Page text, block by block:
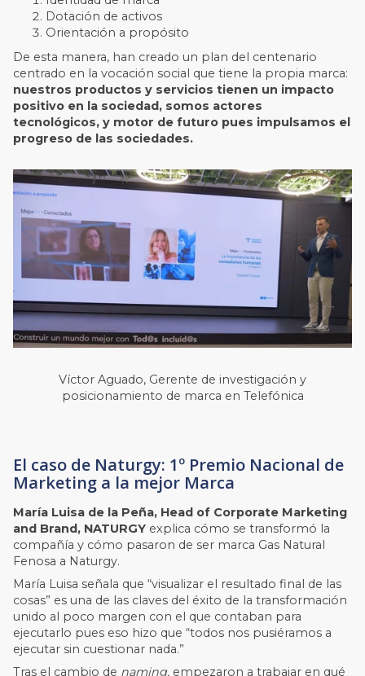
Dotación de activos
Orientación a propósito
De esta manera, han creado un plan del centenario
centrado en la vocación social que tiene la propia marca:
nuestros productos y servicios tienen un impacto
positivo en la sociedad, somos actores
tecnológicos, y motor de futuro pues impulsamos el
progreso de las sociedades.
Víctor Aguado, Gerente de investigación y
posicionamiento de marca en Telefónica
El caso de Naturgy: 1º Premio Nacional de
Marketing a la mejor Marca
María Luisa de la Peña, Head of Corporate Marketing
and Brand, NATURGY explica cómo se transformó la
compañía y cómo pasaron de ser marca Gas Natural
Fenosa a Naturgy.
María Luisa señala que “visualizar el resultado final de las
cosas” es una de las claves del éxito de la transformación
unido al poco margen con el que contaban para
ejecutarlo pues eso hizo que “todos nos pusiéramos a
ejecutar sin cuestionar nada.”
Tras el cambio de naming, empezaron a trabajar en qué